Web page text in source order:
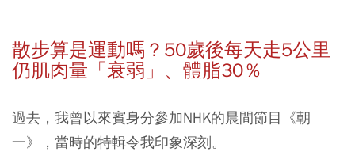
散步算是運動嗎？50歲後每天走5公里
仍肌肉量「衰弱」、體脂30％
過去，我曾以來賓身分參加NHK的晨間節目《朝
一》，當時的特輯令我印象深刻。